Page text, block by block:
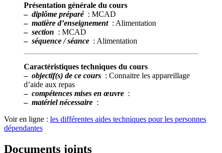
Présentation générale du cours
– diplôme préparé : MCAD
– matière d’enseignement : Alimentation
– section : MCAD
– séquence / séance : Alimentation
Caractéristiques techniques du cours
– objectif(s) de ce cours : Connaitre les appareillage
d’aide aux repas
– compétences mises en œuvre :
– matériel nécessaire :
Voir en ligne : les différentes aides techniques pour les personnes
dépendantes
Documents joints